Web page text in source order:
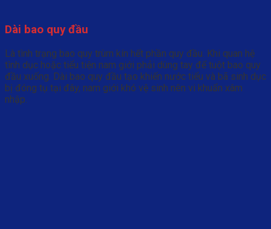
Dài bao quy đầu
Là tình trạng bao quy trùm kín hết phần quy đầu. Khi quan hệ
tình dục hoặc tiểu tiện nam giới phải dùng tay để tuột bao quy
đầu xuống. Dài bao quy đầu tạo khiến nước tiểu và bã sinh dục
bị đóng tụ tại đây, nam giới khó vệ sinh nên vi khuẩn xâm
nhập.